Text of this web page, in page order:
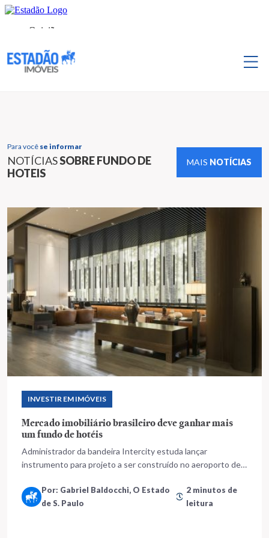
Para você se informar
NOTÍCIASSOBRE FUNDO DE
HOTEIS
MAIS NOTÍCIAS
INVESTIR EM IMÓVEIS
Mercado imobiliário brasileiro deve ganhar mais
um fundo de hotéis
Administrador da bandeira Intercity estuda lançar
instrumento para projeto a ser construído no aeroporto de
Por: Gabriel Baldocchi, O Estado
de S. Paulo
2 minutos de
leitura